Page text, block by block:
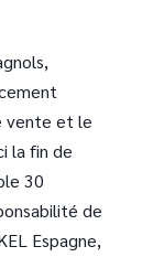
vente et le
la fin de
30
de
Espagne,